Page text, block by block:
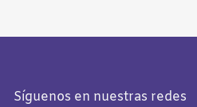
Síguenos en nuestras redes